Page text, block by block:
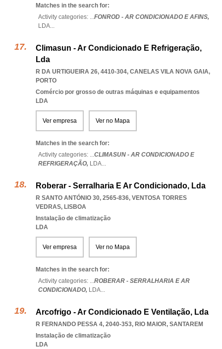
Matches in the search for:
Activity categories: ...FONROD - AR CONDICIONADO E AFINS,
LDA...
Climasun - Ar Condicionado E Refrigeração,
Lda
R DA URTIGUEIRA 26, 4410-304, CANELAS VILA NOVA GAIA,
PORTO
Comércio por grosso de outras máquinas e equipamentos
LDA
Ver empresa Ver no Mapa
Matches in the search for:
Activity categories: ...CLIMASUN - AR CONDICIONADO E
REFRIGERAÇÃO, LDA...
Roberar - Serralharia E Ar Condicionado, Lda
R SANTO ANTÓNIO 30, 2565-836, VENTOSA TORRES
VEDRAS, LISBOA
Instalação de climatização
LDA
Ver empresa Ver no Mapa
Matches in the search for:
Activity categories: ...ROBERAR - SERRALHARIA E AR
CONDICIONADO, LDA...
Arcofrigo - Ar Condicionado E Ventilação, Lda
R FERNANDO PESSA 4, 2040-353, RIO MAIOR, SANTAREM
Instalação de climatização
LDA